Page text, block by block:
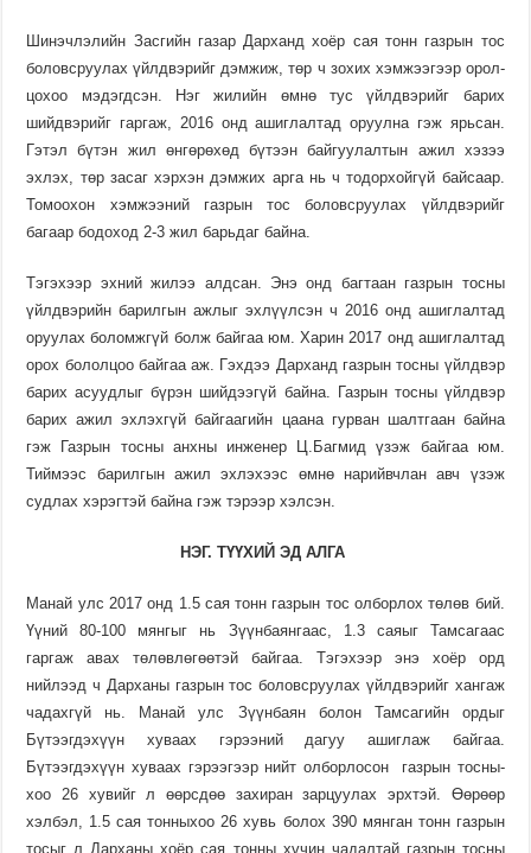
Шинэчлэлийн Засгийн газар Дар­ханд хоёр сая тонн газрын тос
боловсруулах үйлдвэрийг дэм­жиж, төр ч зохих хэмжээгээр орол­
цохоо мэдэгдсэн. Нэг жилийн өмнө тус үйлдвэрийг барих
шийдвэрийг гар­гаж, 2016 онд ашиглалтад оруулна гэж ярьсан.
Гэтэл бүтэн жил өнгөрө­хөд бүтээн байгуу­лалтын ажил хэ­зээ
эхлэх, төр засаг хэрхэн дэмжих арга нь ч тодор­хойгүй байсаар.
Томоохон хэмжээ­ний газрын тос боловсруулах үйлдвэрийг
багаар бодоход 2-3 жил барьдаг байна.
Тэгэхээр эх­ний жилээ алдсан. Энэ онд баг­таан газрын тосны
үйлд­вэрийн барил­гын ажлыг эхлүүлсэн ч 2016 онд ашиглалтад
оруулах боломж­гүй болж байгаа юм. Харин 2017 онд ашиглалтад
орох болол­цоо байгаа аж. Гэхдээ Дарханд газрын тосны үйлдвэр
барих асууд­лыг бүрэн шийдээгүй байна. Газ­рын тосны үйлдвэр
барих ажил эх­лэх­­г­үй байгаагийн цаана гурван шалт­гаан байна
гэж Газрын тосны анх­ны инженер Ц.Багмид үзэж байгаа юм.
Тиймээс барилгын ажил эхлэ­хээс өмнө нарийвчлан авч үзэж
судлах хэрэгтэй байна гэж тэрээр хэлсэн.
НЭГ.ТҮҮХИЙ ЭД АЛГА
Манай улс 2017 онд 1.5 сая тонн газрын тос олборлох төлөв бий.
Үүний 80-100 мянгыг нь Зүүн­баян­гаас, 1.3 саяыг Тамсагаас
гаргаж авах төлөвлөгөөтэй бай­гаа. Тэгэхээр энэ хоёр орд
нийлээд ч Дарханы газрын тос боловс­руулах үйлдвэрийг хангаж
чадах­гүй нь. Манай улс Зүүнбаян болон Тамса­гийн ордыг
Бүтээгдэхүүн хуваах гэрээний дагуу ашиглаж байгаа.
Бүтээгдэхүүн хуваах гэрээ­гээр нийт олборлосон газрын тосны­
хоо 26 хувийг л өөрсдөө захиран зарцуу­лах эрхтэй. Өөрөөр
хэлбэл, 1.5 сая тонныхоо 26 хувь болох 390 мянган тонн газрын
тосыг л Дар­ханы хоёр сая тонны хүчин ча­дал­­тай газрын тосны